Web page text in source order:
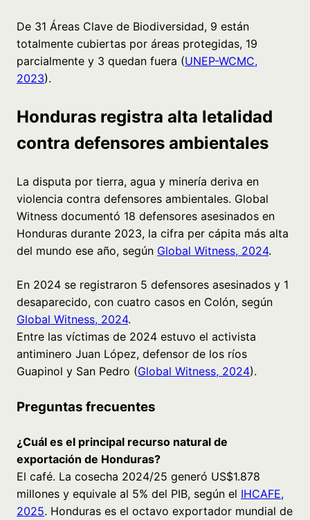
De 31 Áreas Clave de Biodiversidad, 9 están
totalmente cubiertas por áreas protegidas, 19
parcialmente y 3 quedan fuera (UNEP-WCMC,
2023).
Honduras registra alta letalidad
contra defensores ambientales
La disputa por tierra, agua y minería deriva en
violencia contra defensores ambientales. Global
Witness documentó 18 defensores asesinados en
Honduras durante 2023, la cifra per cápita más alta
del mundo ese año, según Global Witness, 2024.
En 2024 se registraron 5 defensores asesinados y 1
desaparecido, con cuatro casos en Colón, según
Global Witness, 2024.
Entre las víctimas de 2024 estuvo el activista
antiminero Juan López, defensor de los ríos
Guapinol y San Pedro (Global Witness, 2024).
Preguntas frecuentes
¿Cuál es el principal recurso natural de
exportación de Honduras?
El café. La cosecha 2024/25 generó US$1.878
millones y equivale al 5% del PIB, según el IHCAFE,
2025. Honduras es el octavo exportador mundial de